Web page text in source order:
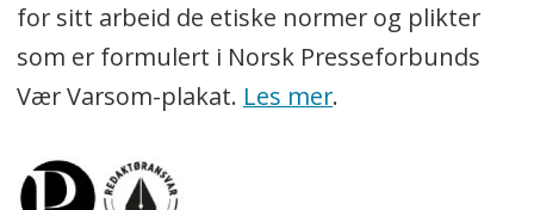
for sitt arbeid de etiske normer og plikter
som er formulert i Norsk Presseforbunds
Vær Varsom-plakat. Les mer.